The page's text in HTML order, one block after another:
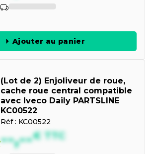
Indisponible
Ajouter au panier
(Lot de 2) Enjoliveur de roue,
cache roue central compatible
avec Iveco Daily PARTSLINE
KC00522
Réf : KC00522
--,--€ TTC